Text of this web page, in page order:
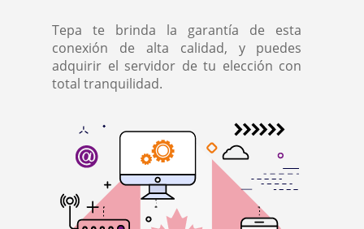
Tepa te brinda la garantía de esta
conexión de alta calidad, y puedes
adquirir el servidor de tu elección con
total tranquilidad.